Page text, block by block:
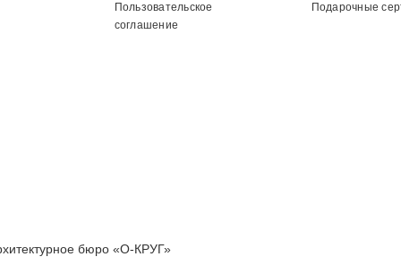
Пользовательское
соглашение
Подарочные
бюро «О-КРУГ»